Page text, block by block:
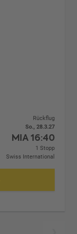
Rückflug
So., 28.3.27
MIA 16:40
1 Stopp
Swiss International